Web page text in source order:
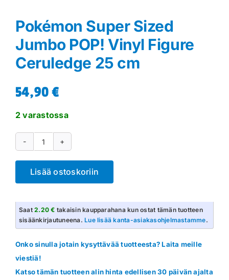
Pokémon Super Sized
Jumbo POP! Vinyl Figure
Ceruledge 25 cm
54,90€
2 varastossa
Pokémon
Super
Sized
POP!
Vinyl
Figure
Ceruledge
cm
Lisää ostoskoriin
Saat2.20 € takaisin kaupparahana kun ostat tämän tuotteen
sisäänkirjautuneena.Lue lisää kanta-asiakasohjelmastamme.
Onko sinulla jotain kysyttävää tuotteesta? Laita meille
viestiä!
Katso tämän tuotteen alin hinta edellisen 30 päivän ajalta